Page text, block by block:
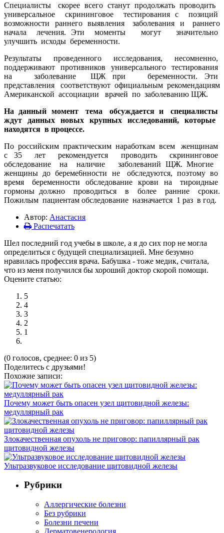
Специалисты скорее всего станут продолжать проводить
универсальное скрининговое тестирования с позиций
возможности раннего выявления заболевания и раннего
начала лечения. Эти моменты могут значительно
улучшить исходы беременности.
Результаты проведенного исследования, несомненно,
поддерживают противников универсального тестирования
на заболевание ЩЖ при беременности. Эти
представления соответствуют официальным рекомендациям
Американской ассоциации врачей по заболеванию ЩЖ.
На данный момент тема обсуждается и специалисты
ждут данных новых крупных исследований, которые
находятся в процессе.
По российским практическим наработкам всем женщинам
с 35 лет рекомендуется проводить скрининговое
обследование на наличие заболеваний ЩЖ. Многие
женщины до береме6нности не обследуются, поэтому во
время беременности обследование крови на тироидные
гормоны должно проводиться в более ранние сроки.
Пожилым пациентам обследование назначается 1 раз в год.
Автор: Анастасия
Распечатать
Шел последний год учебы в школе, а я до сих пор не могла
определиться с будущей специализацией. Мне безумно
нравилась профессия врача. Бабушка - тоже медик, считала,
что из меня получился бы хороший доктор скорой помощи.
Оцените статью:
5
4
3
2
1
(0 голосов, среднее: 0 из 5)
Поделитесь с друзьями!
Похожие записи:
Почему может быть опасен узел щитовидной железы:
медуллярный рак
Злокачественная опухоль не приговор: папиллярный рак
щитовидной железы
Ультразвуковое исследование щитовидной железы
Рубрики
Аллергические болезни
Без рубрики
Болезни печени
Дерматовенерология